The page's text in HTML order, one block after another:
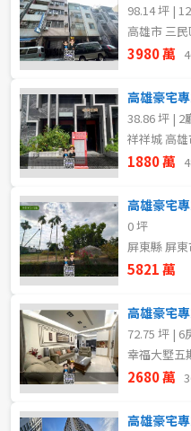
98.14 坪 |
高雄市 三
3980 萬
38.86 坪 | 2
祥祥城 高
1880 萬
高雄豪宅
0 坪
屏東縣 屏
5821 萬
72.75 坪 | 6
幸福大墅五
2680 萬